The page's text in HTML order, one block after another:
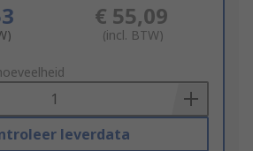
€ 55,09
(incl. BTW)
leverdata